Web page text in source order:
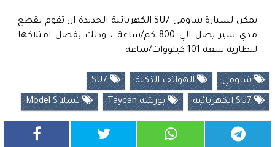
يمكن لسيارة شاومي SU7 الكهربائية الجديدة ان تقوم بقطع
مدي سير يصل الي 800 كم/ساعة ، وذلك بفضل امتلاكها
لبطارية سعه 101 كيلووات/ساعة .
شاومي الهواتف الذكية SU7
SU7 الكهربائية بورشه Taycan تسلا Model S